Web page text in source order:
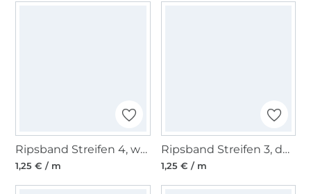
Ripsband Streifen 4, weiss - rot
1,25 € / m
Ripsband Streifen 3, dunkelgrün - rot
1,25 € / m